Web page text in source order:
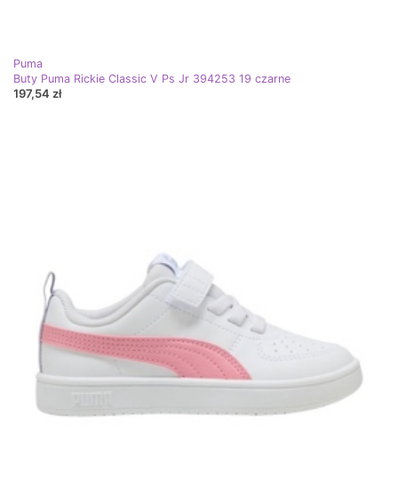
Puma
Buty Puma Rickie Classic V Ps Jr 394253 19 czarne
197,54 zł